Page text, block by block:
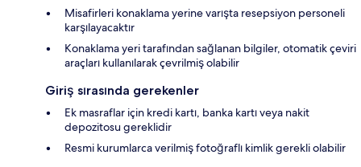
Misafirleri konaklama yerine varışta resepsiyon personeli
karşılayacaktır
Konaklama yeri tarafından sağlanan bilgiler, otomatik çeviri
araçları kullanılarak çevrilmiş olabilir
Giriş sırasında gerekenler
Ek masraflar için kredi kartı, banka kartı veya nakit
depozitosu gereklidir
Resmi kurumlarca verilmiş fotoğraflı kimlik gerekli olabilir